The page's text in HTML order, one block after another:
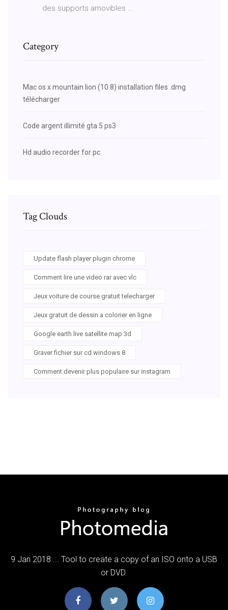
des supports amovibles ...
Category
Mac os x mountain lion (10.8) installation files .dmg
télécharger
Code argent illimité gta 5 ps3
Hd audio recorder for pc
Tag Clouds
Update flash player plugin chrome
Comment lire une video rar avec vlc
Jeux voiture de course gratuit telecharger
Jeux gratuit de dessin a colorier en ligne
Google earth live satellite map 3d
Graver fichier sur cd windows 8
Comment devenir plus populaire sur instagram
9 Jan 2018 ... Tool to create a copy of an ISO onto a USB
or DVD.